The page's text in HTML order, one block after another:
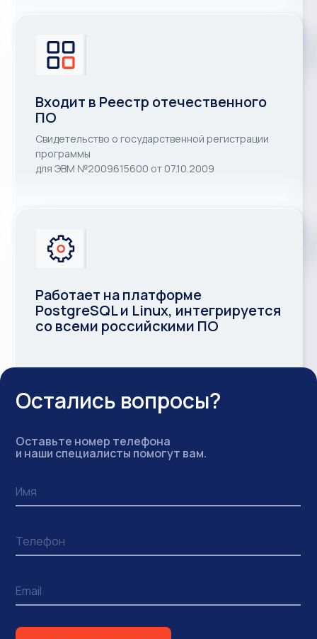
Входит в Реестр отечественного
ПО
Свидетельство о государственной регистрации
программы
для ЭВМ №2009615600 от 07.10.2009
Работает на платформе
PostgreSQL и Linux, интегрируется
со всеми российскими ПО
Остались вопросы?
Оставьте номер телефона
и наши специалисты помогут вам.